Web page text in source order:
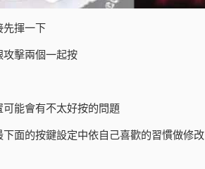
先揮一下
擊兩個一起按
能會有不太好按的問題
面的按鍵設定中依自己喜歡的習慣做修改